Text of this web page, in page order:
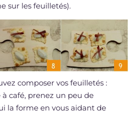
sur les feuilletés).
composer vos feuilletés :
café, prenez un peu de
la forme en vous aidant de